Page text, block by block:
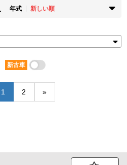
年式
新しい順
新しい順
古い順
安い順
車検残
短い順
新古車
1 2 »